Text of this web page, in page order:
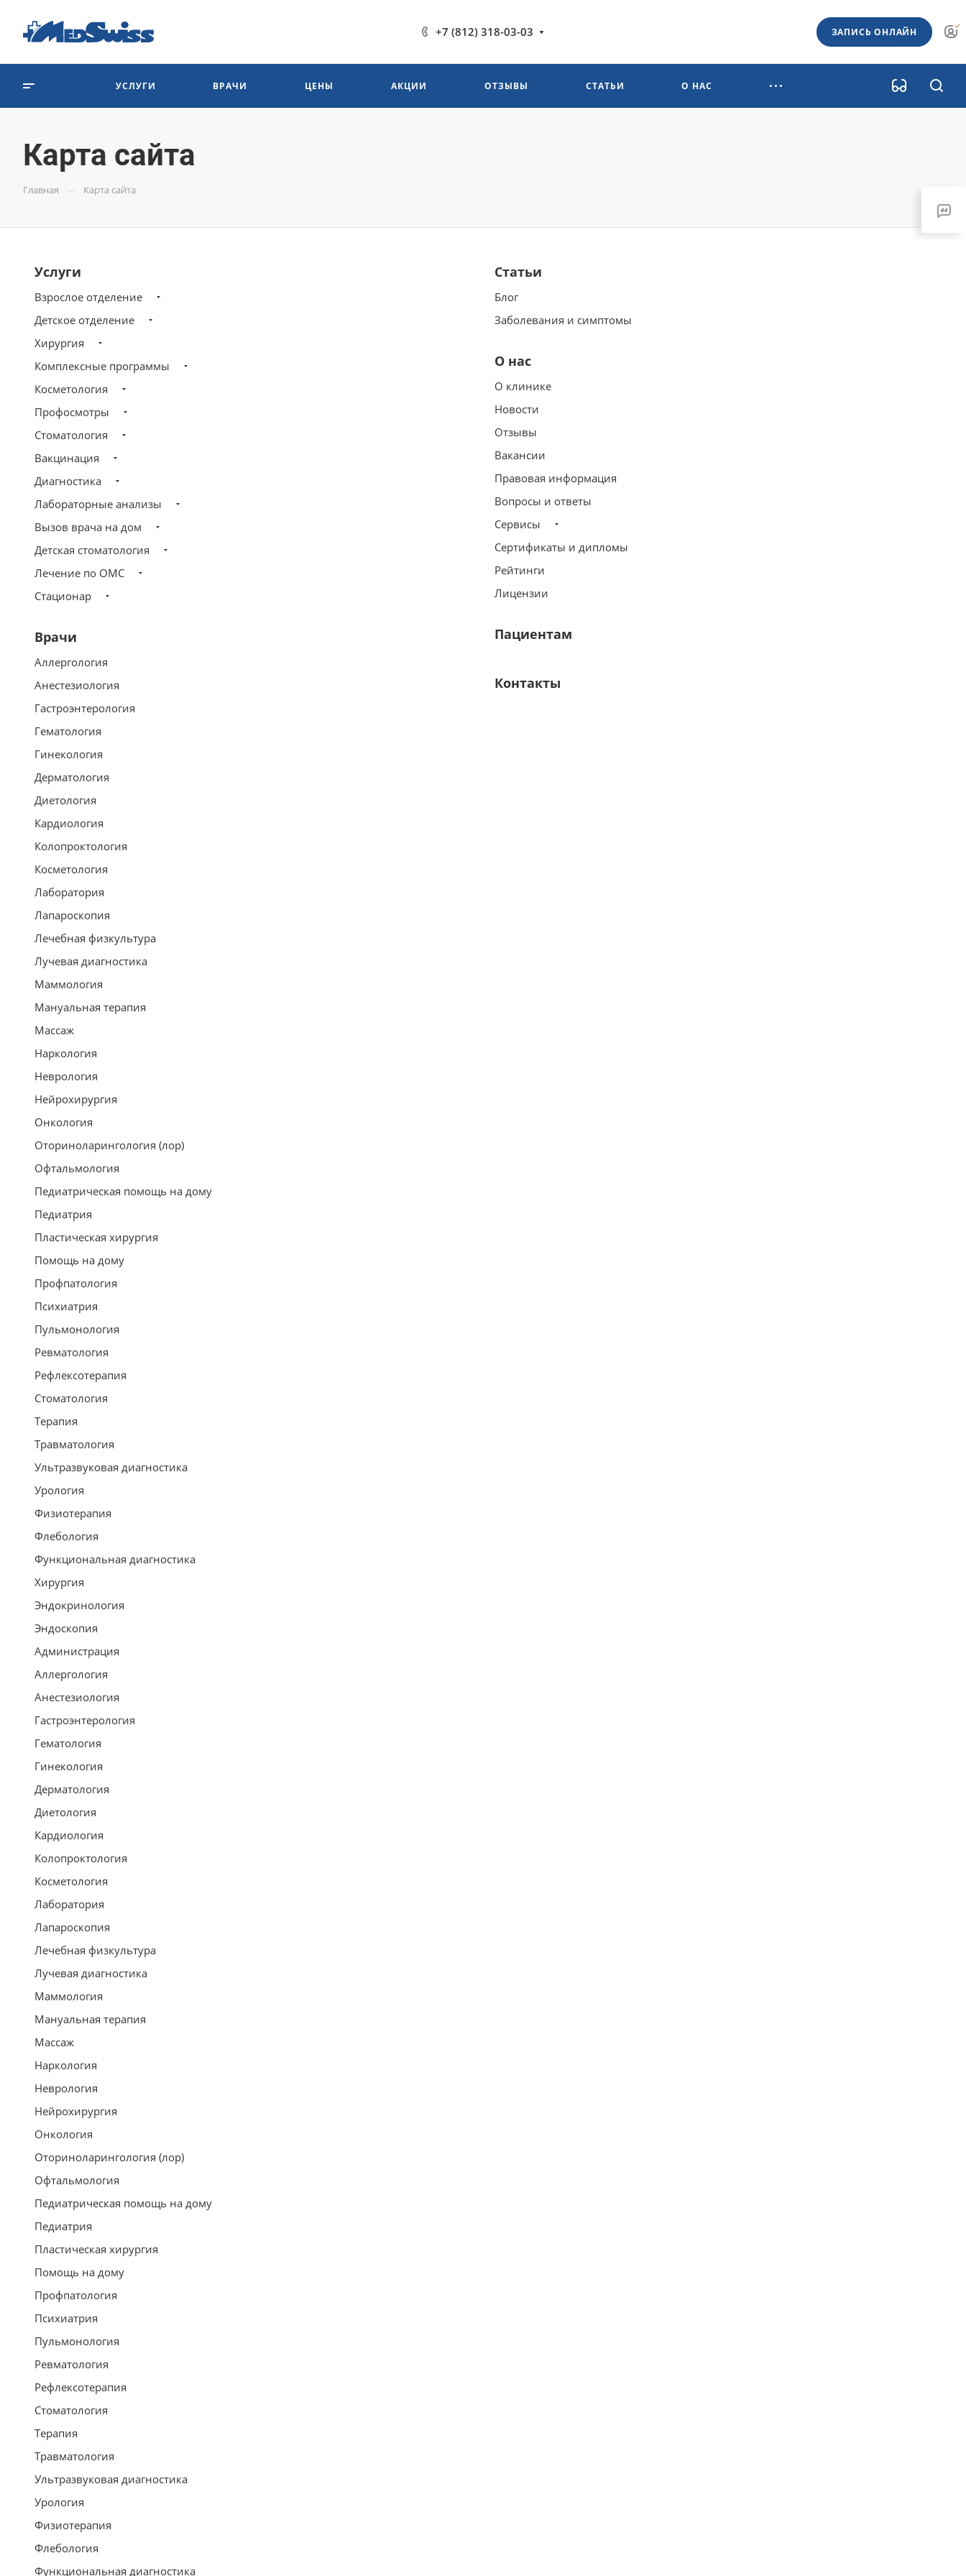
+7 (812) 318-03-03 ЗАПИСЬ ОНЛАЙН
УСЛУГИ ВРАЧИ ЦЕНЫ АКЦИИ ОТЗЫВЫ СТАТЬИ О НАС
Карта сайта
Главная — Карта сайта
Услуги
Взрослое отделение
Детское отделение
Хирургия
Комплексные программы
Косметология
Профосмотры
Стоматология
Вакцинация
Диагностика
Лабораторные анализы
Вызов врача на дом
Детская стоматология
Лечение по ОМС
Стационар
Врачи
Аллергология
Анестезиология
Гастроэнтерология
Гематология
Гинекология
Дерматология
Диетология
Кардиология
Колопроктология
Косметология
Лаборатория
Лапароскопия
Лечебная физкультура
Лучевая диагностика
Маммология
Мануальная терапия
Массаж
Наркология
Неврология
Нейрохирургия
Онкология
Оториноларингология (лор)
Офтальмология
Педиатрическая помощь на дому
Педиатрия
Пластическая хирургия
Помощь на дому
Профпатология
Психиатрия
Пульмонология
Ревматология
Рефлексотерапия
Стоматология
Терапия
Травматология
Ультразвуковая диагностика
Урология
Физиотерапия
Флебология
Функциональная диагностика
Хирургия
Эндокринология
Эндоскопия
Администрация
Аллергология
Анестезиология
Гастроэнтерология
Гематология
Гинекология
Дерматология
Диетология
Кардиология
Колопроктология
Косметология
Лаборатория
Лапароскопия
Лечебная физкультура
Лучевая диагностика
Маммология
Мануальная терапия
Массаж
Наркология
Неврология
Нейрохирургия
Онкология
Оториноларингология (лор)
Офтальмология
Педиатрическая помощь на дому
Педиатрия
Пластическая хирургия
Помощь на дому
Профпатология
Психиатрия
Пульмонология
Ревматология
Рефлексотерапия
Стоматология
Терапия
Травматология
Ультразвуковая диагностика
Урология
Физиотерапия
Флебология
Функциональная диагностика
Статьи
Блог
Заболевания и симптомы
О нас
О клинике
Новости
Отзывы
Вакансии
Правовая информация
Вопросы и ответы
Сервисы
Сертификаты и дипломы
Рейтинги
Лицензии
Пациентам
Контакты